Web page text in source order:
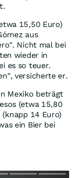
15,50 Euro)
aus
Nicht mal bei
wieder in
es so teuer.
versicherte er.
Mexiko beträgt
(etwa 15,80
14 Euro)
ein Bier bei